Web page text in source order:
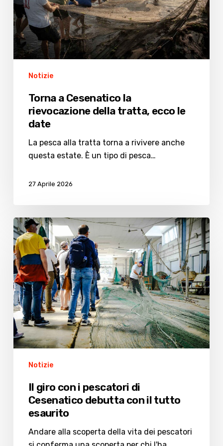
tratta,
ecco
le
date
Notizie
Torna a Cesenatico la
rievocazione della tratta, ecco le
date
La pesca alla tratta torna a rivivere anche
questa estate. È un tipo di pesca…
27 Aprile 2026
Il
giro
con
i
pescatori
di
Cesenatico
debutta
con
il
esaurito
Notizie
Il giro con i pescatori di
Cesenatico debutta con il tutto
esaurito
Andare alla scoperta della vita dei pescatori